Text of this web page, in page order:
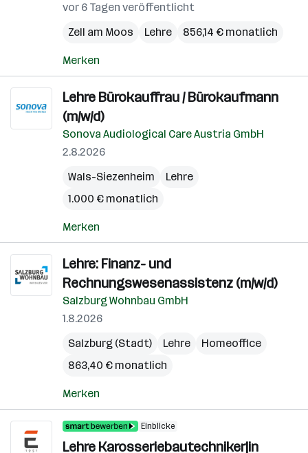
vor 6 Tagen veröffentlicht
Zell am Moos
Lehre 856,14 € monatlich
Merken
Lehre Bürokauffrau / Bürokaufmann
(m/w/d)
Sonova Audiological Care Austria GmbH
2.8.2026
Wals-Siezenheim
Lehre
1.000 € monatlich
Merken
Lehre: Finanz- und
Rechnungswesenassistenz (m/w/d)
Salzburg Wohnbau GmbH
1.8.2026
Salzburg (Stadt)
Lehre
Homeoffice
863,40 € monatlich
Merken
Einblicke
Lehre Karosseriebautechniker|in